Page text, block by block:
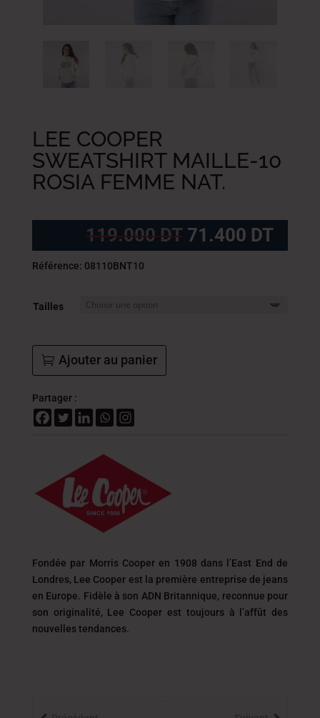
LEE COOPER
SWEATSHIRT MAILLE-10
ROSIA FEMME NAT.
119.000DT Le
prix
71.400 DTLe
prix
Référence: 08110BNT10
Tailles
Ajouter au panier
Partager :
Fondée par Morris Cooper en 1908 dans l’East End de
Londres, Lee Cooper est la première entreprise de jeans
en Europe. Fidèle à son ADN Britannique, reconnue pour
son originalité, Lee Cooper est toujours à l’affût des
nouvelles tendances.